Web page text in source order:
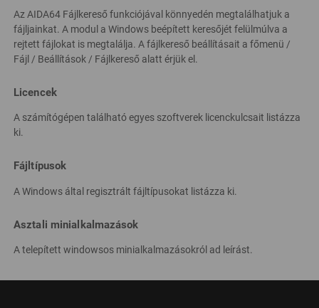
Az AIDA64 Fájlkereső funkciójával könnyedén megtalálhatjuk a
fájljainkat. A modul a Windows beépített keresőjét felülmúlva a
rejtett fájlokat is megtalálja. A fájlkereső beállításait a főmenü /
Fájl / Beállítások / Fájlkereső alatt érjük el.
Licencek
A számítógépen található egyes szoftverek licenckulcsait listázza
ki.
Fájltípusok
A Windows által regisztrált fájltípusokat listázza ki.
Asztali minialkalmazások
A telepített windowsos minialkalmazásokról ad leírást.